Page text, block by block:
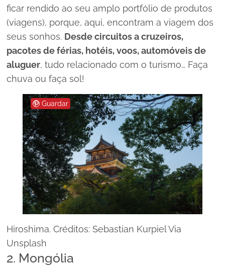
ficar rendido ao seu amplo portfólio de produtos
(viagens), porque, aqui, encontram a viagem dos
seus sonhos. Desde circuitos a cruzeiros,
pacotes de férias, hotéis, voos, automóveis de
aluguer, tudo relacionado com o turismo… Faça
chuva ou faça sol!
Guardar
Hiroshima. Créditos: Sebastian Kurpiel Via
Unsplash
2. Mongólia